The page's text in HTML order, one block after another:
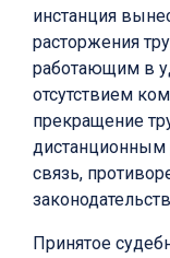
инстанция
расторжения
работающим в
отсутствием
прекращение
связь,
Принятое